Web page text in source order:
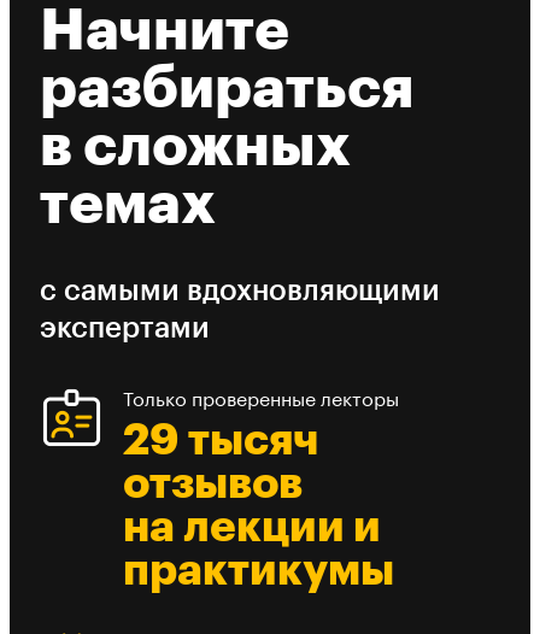
Начните
разбираться
в сложных
темах
с самыми вдохновляющими
экспертами
Только проверенные лекторы
29 тысяч
отзывов
на лекции и
практикумы